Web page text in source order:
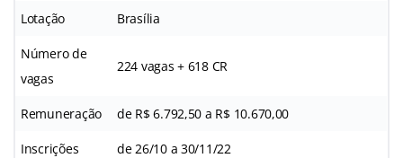
Lotação Brasília
Número de
vagas
224 vagas + 618 CR
Remuneração de R$ 6.792,50 a R$ 10.670,00
Inscrições de 26/10 a 30/11/22